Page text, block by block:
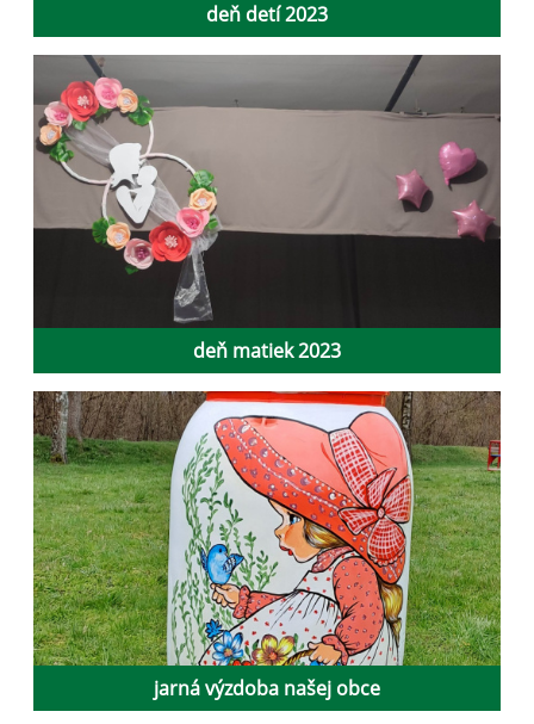
deň detí 2023
deň matiek 2023
jarná výzdoba našej obce